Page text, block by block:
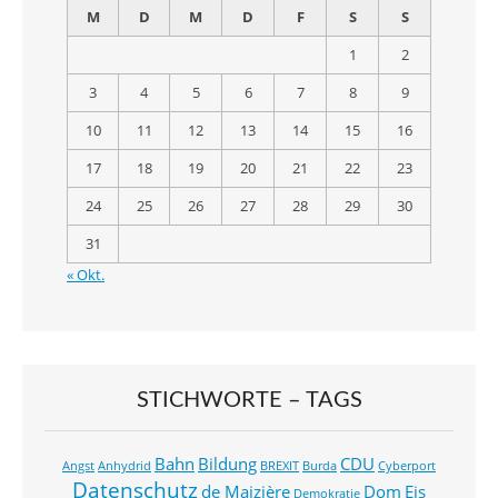
M
D M D F S
S
1
2
3
4 5 6 7 8
9
10
11 12 13 14 15
16
17
18 19 20 21 22
23
24
25 26 27 28 29
30
31
« Okt.
STICHWORTE – TAGS
Angst Anhydrid Bahn Bildung BREXIT Burda CDU Cyberport
Datenschutzde Maizière Demokratie Dom Eis